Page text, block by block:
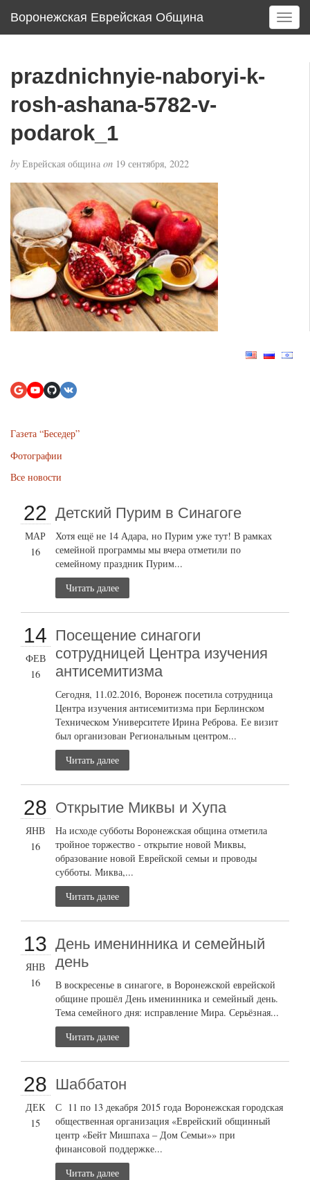
Воронежская Еврейская Община
T
o
prazdnichnyie-naboryi-k-
rosh-ashana-5782-v-
podarok_1
by Еврейская община on 19 сентября, 2022
Газета “Беседер”
Фотографии
Все новости
22
МАР
16
Детский Пурим в Синагоге
Хотя ещё не 14 Адара, но Пурим уже тут! В рамках
семейной программы мы вчера отметили по
семейному праздник Пурим...
Читать далее
14
ФЕВ
16
Посещение синагоги
сотрудницей Центра изучения
антисемитизма
Сегодня, 11.02.2016, Воронеж посетила сотрудница
Центра изучения антисемитизма при Берлинском
Техническом Университете Ирина Реброва. Ее визит
был организован Региональным центром...
Читать далее
28
ЯНВ
16
Открытие Миквы и Хупа
На исходе субботы Воронежская община отметила
тройное торжество - открытие новой Миквы,
образование новой Еврейской семьи и проводы
субботы. Миква,...
Читать далее
13
ЯНВ
16
День именинника и семейный
день
В воскресенье в синагоге, в Воронежской еврейской
общине прошёл День именинника и семейный день.
Тема семейного дня: исправление Мира. Серьёзная...
Читать далее
28
ДЕК
15
Шаббатон
С 11 по 13 декабря 2015 года Воронежская городская
общественная организация «Еврейский общинный
центр «Бейт Мишпаха – Дом Семьи»» при
финансовой поддержке...
Читать далее